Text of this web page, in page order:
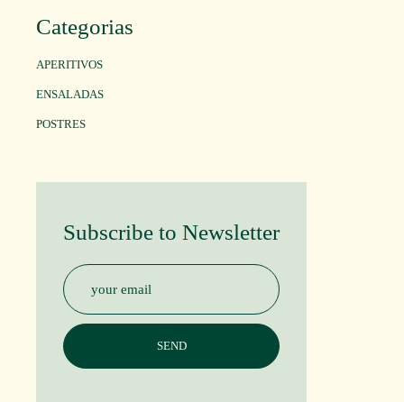
Categorias
APERITIVOS
ENSALADAS
POSTRES
Subscribe to Newsletter